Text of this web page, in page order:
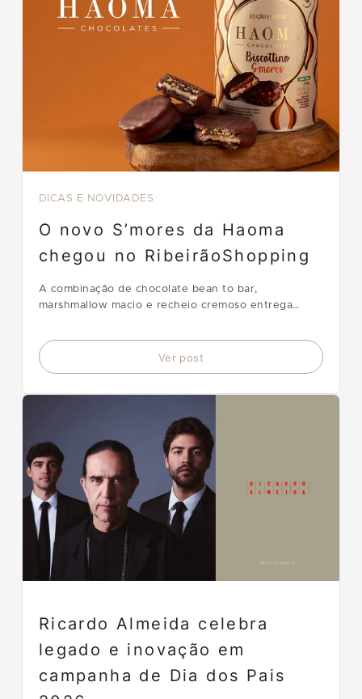
DICAS E NOVIDADES
O novo S’mores da Haoma
chegou no RibeirãoShopping
A combinação de chocolate bean to bar,
marshmallow macio e recheio cremoso entrega
Ver post
Ricardo Almeida celebra
legado e inovação em
campanha de Dia dos Pais